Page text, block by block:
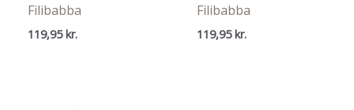
Filibabba
119,95kr.
Filibabba
119,95kr.